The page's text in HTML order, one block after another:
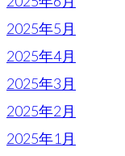
2025年5月
2025年4月
2025年3月
2025年2月
2025年1月